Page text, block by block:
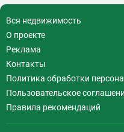
Вся недвижимость
О проекте
Реклама
Контакты
Политика обработки
Пользовательское
Правила рекомендаций